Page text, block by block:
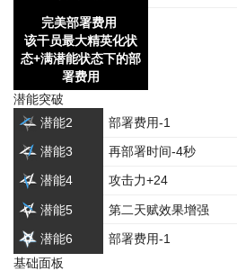
完美部署费用
该干员最大精英化状
态+满潜能状态下的部
署费用
潜能突破
潜能2
部署费用-1
潜能3 再部署时间-4秒
潜能4 攻击力+24
潜能5 第二天赋效果增强
潜能6
部署费用-1
基础面板